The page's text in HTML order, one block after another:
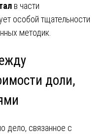
в части
особой тщательности
методик.
доли,
дело, связанное с